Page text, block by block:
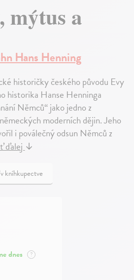
mýtus a
Hans Henning
historičky českého původu Evy
historika Hanse Henninga
Němců“ jako jedno z
moderních dějin. Jeho
i poválečný odsun Němců z
ďalej↓
kníhkupectve
dnes ?